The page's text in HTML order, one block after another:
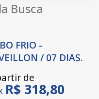
Busca
FRIO -
/ 07 DIAS.
de
R$ 318,80